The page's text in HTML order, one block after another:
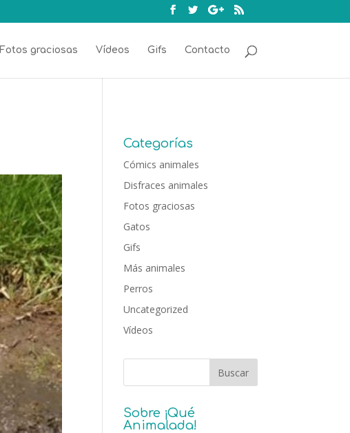
Fotos graciosas Vídeos Gifs Contacto
Categorías
Cómics animales
Disfraces animales
Fotos graciosas
Gatos
Gifs
Más animales
Perros
Uncategorized
Vídeos
Sobre ¡Qué
Animalada!